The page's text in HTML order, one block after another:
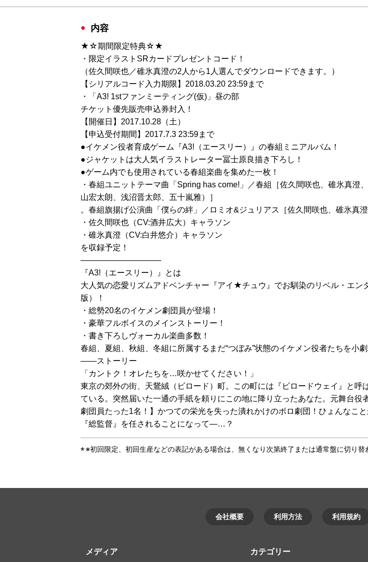
内容
★☆期間限定特典☆★
・限定イラストSRカードプレゼントコード！
（佐久間咲也／碓氷真澄の2人から1人選んでダウンロードできます。）
【シリアルコード入力期限】2018.03.20 23:59まで
・「A3! 1stファンミーティング(仮)」昼の部
チケット優先販売申込券封入！
【開催日】2017.10.28（土）
【申込受付期間】2017.7.3 23:59まで
●イケメン役者育成ゲーム『A3!（エースリー）』の春組ミニアルバム！
●ジャケットは大人気イラストレーター冨士原良描き下ろし！
●ゲーム内でも使用されている春組楽曲を集めた一枚！
・春組ユニットテーマ曲「Spring has come!」／春組［佐久間咲也、碓氷真
山宏太朗、浅沼晋太郎、五十嵐雅）］
。春組旗揚げ公演曲「僕らの絆」／ロミオ&ジュリアス［佐久間咲也、碓氷真
・佐久間咲也（CV:酒井広大）キャラソン
・碓氷真澄（CV:白井悠介）キャラソン
を収録予定！
――――――――――
『A3!（エースリー）』とは
大人気の恋愛リズムアドベンチャー『アイ★チュウ』でお馴染のリベル・エン
版）！
・総勢20名のイケメン劇団員が登場！
・豪華フルボイスのメインストーリー！
・書き下ろしヴォーカル楽曲多数！
春組、夏組、秋組、冬組に所属するまだ“つぼみ”状態のイケメン役者たちを小
――ストーリー
「カントク！オレたちを…咲かせてください！」
東京の郊外の街、天鵞絨（ビロード）町。この町には『ビロードウェイ』と
ている。突然届いた一通の手紙を頼りにこの地に降り立ったあなた。元舞台
劇団員たった1名！】かつての栄光を失った潰れかけのボロ劇団！ひょんなこ
『総監督』を任されることになって―…？
※初回限定、初回生産などの表記がある場合は、無くなり次第終了または通常盤に切り
会社概要 利用方法 利用規約
メディア カテゴリー